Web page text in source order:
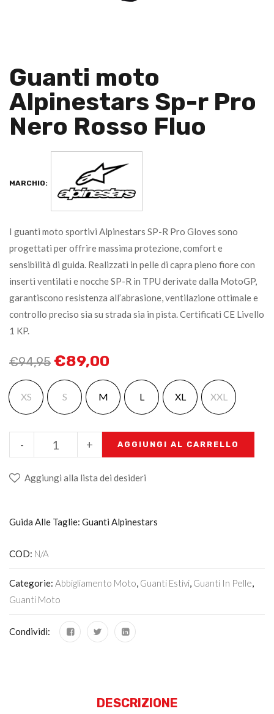
Guanti moto
Alpinestars Sp-r Pro
Nero Rosso Fluo
MARCHIO:
I guanti moto sportivi Alpinestars SP-R Pro Gloves sono
progettati per offrire massima protezione, comfort e
sensibilità di guida. Realizzati in pelle di capra pieno fiore con
inserti ventilati e nocche SP-R in TPU derivate dalla MotoGP,
garantiscono resistenza all’abrasione, ventilazione ottimale e
controllo preciso sia su strada sia in pista. Certificati CE Livello
1 KP.
€94,95 €89,00
XS S M L XL XXL
+
- AGGIUNGI AL CARRELLO
Aggiungi alla lista dei desideri
Guida Alle Taglie: Guanti Alpinestars
COD: N/A
Categorie: Abbigliamento Moto, Guanti Estivi, Guanti In Pelle,
Guanti Moto
Condividi:
DESCRIZIONE